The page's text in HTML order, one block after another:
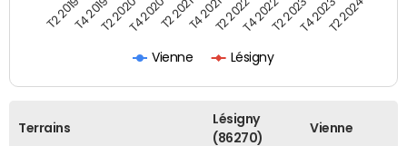
Vienne Lésigny
T2 2019T4 2019T2 2020T4 2020T2 2021T4 2021T2 2022T4 2022T2 2023T4 2023T2 2024
Terrains
Lésigny
(86270)
Vienne